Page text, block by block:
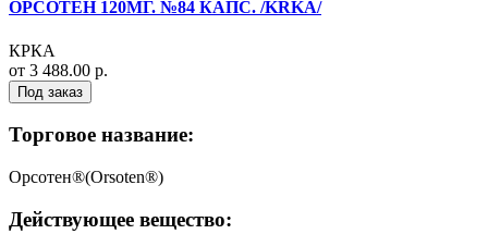
ОРСОТЕН 120МГ. №84 КАПС. /KRKA/
КРКА
от 3 488.00 р.
Под заказ
Торговое название:
Орсотен®(Orsoten®)
Действующее вещество: